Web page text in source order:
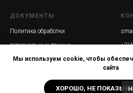
Мы используем cookie, чтобы
сайта
ХОРОШО, НЕ
ДОКУМЕНТЫ
Политика обработки
персональных данных